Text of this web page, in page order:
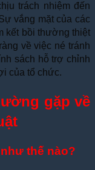
trách nhiệm đến
vắng mặt của các
kết bồi thường thiệt
về việc né tránh
sách hỗ trợ chỉnh
của tổ chức.
gặp về
thế nào?